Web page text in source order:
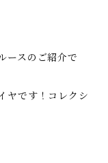
ースのご紹介で
ヤです！コレクシ